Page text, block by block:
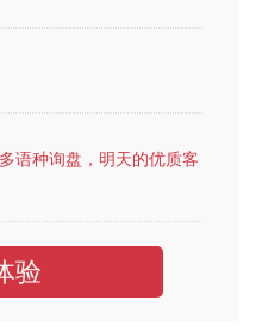
语种询盘，明天的优质客
验